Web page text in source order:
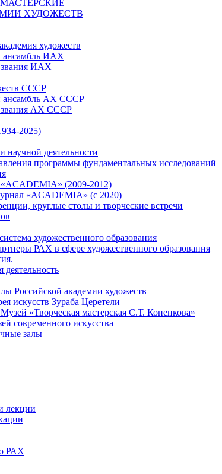
ХУДОЖЕСТВ
художеств
ансамбль ИАХ
звания ИАХ
СССР
ансамбль АХ СССР
звания АХ СССР
2025)
научной деятельности
программы фундаментальных исследований
(2009-2012)
«ACADEMIA» (с 2020)
круглые столы и творческие встречи
художественного образования
РАХ в сфере художественного образования
деятельность
Российской академии художеств
искусств Зураба Церетели
«Творческая мастерская С.Т. Коненкова»
современного искусства
залы
лекции
РАХ